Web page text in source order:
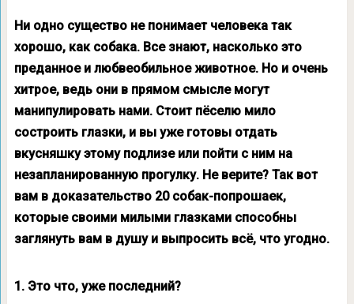
Ни одно существо не понимает человека так
хорошо, как собака. Все знают, насколько это
преданное и любвеобильное животное. Но и очень
хитрое, ведь они в прямом смысле могут
манипулировать нами. Стоит пёселю мило
состроить глазки, и вы уже готовы отдать
вкусняшку этому подлизе или пойти с ним на
незапланированную прогулку. Не верите? Так вот
вам в доказательство 20 собак-попрошаек,
которые своими милыми глазками способны
заглянуть вам в душу и выпросить всё, что угодно.
1. Это что, уже последний?